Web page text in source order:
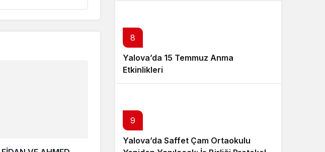
8
Yalova’da 15 Temmuz Anma
Etkinlikleri
9
Yalova’da Saffet Çam Ortaokulu